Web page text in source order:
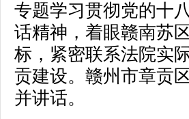
专题学习贯彻党的十
话精神，着眼赣南苏
标，紧密联系法院实
贡建设。赣州市章贡
并讲话。